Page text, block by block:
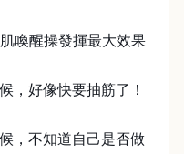
喚醒操發揮最大效果
，好像快要抽筋了！
，不知道自己是否做